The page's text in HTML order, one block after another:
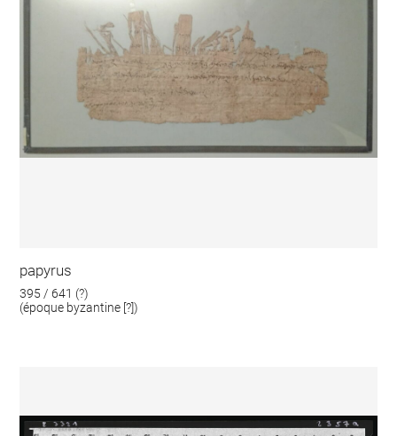
papyrus
395 / 641 (?)
(époque byzantine [?])